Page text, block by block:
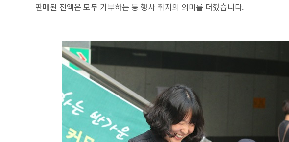
판매된 전액은 모두 기부하는 등 행사 취지의 의미를 더했습니다.